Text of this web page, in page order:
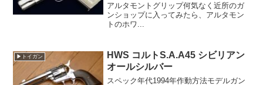
アルタモントグリップ何気なく近所のガ
ンショップに入ってみたら、アルタモン
トのホワ...
▶トイガン
HWS コルトS.A.A45 シビリアン
オールシルバー
スペック年代1994年作動方法モデルガン